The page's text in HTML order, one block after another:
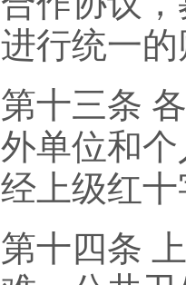
进行统一
第十三条
外单位和
经上级红
第十四条